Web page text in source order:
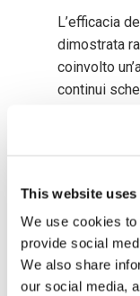
This website
We use cookies
provide social
We also share
our social media,
L’efficacia
dimostrata
coinvolto
continui
alle
e identificarli
all’hotel in
Un’attività
avrebbe